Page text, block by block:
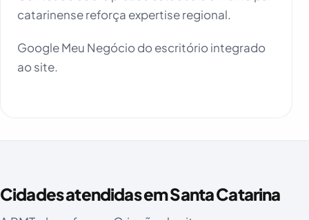
catarinense reforça expertise regional.
Google Meu Negócio do escritório integrado
ao site.
Cidades atendidas em Santa Catarina